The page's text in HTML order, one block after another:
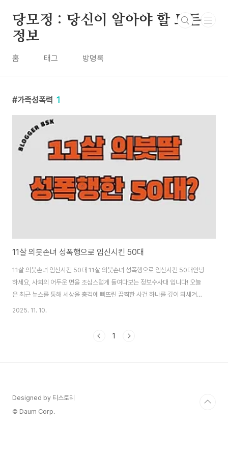
당모정 : 당신이 알아야 할 모든
정보
홈 태그 방명록
가족성폭력 1
11살 의붓손녀 성폭행으로 임신시킨 50대
11살 의붓손녀 임신시킨 50대 11살 의붓손녀 성폭행으로 임신시킨 50대안녕
하세요, 사회의 어두운 면을 조심스럽게 들여다보는 정보수사대 입니다! 오늘
은 최근 뉴스를 통해 세상을 충격에 빠뜨린 끔찍한 사건 하나를 깊이 되새겨보
겠습니다. 50대 남성이 자신의 의붓손녀인 11살 여아를 대상으로 6년간 장기
가해자는 "합의했다"는 터무니없는 변명으로 혐의를 부인하며 재판에 섰습니
2025. 11. 10.
1
Designed by 티스토리
© Daum Corp.